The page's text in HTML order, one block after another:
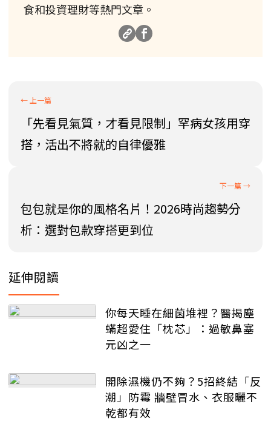
食和投資理財等熱門文章。
「先看見氣質，才看見限制」罕病女孩用穿
搭，活出不將就的自律優雅
包包就是你的風格名片！2026時尚趨勢分
析：選對包款穿搭更到位
延伸閱讀
你每天睡在細菌堆裡？醫揭塵
蟎超愛住「枕芯」：過敏鼻塞
元凶之一
開除濕機仍不夠？5招終結「反
潮」防霉 牆壁冒水、衣服曬不
乾都有效